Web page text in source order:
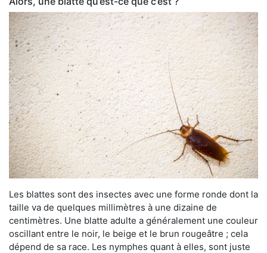
Les blattes sont des insectes avec une forme ronde dont la
taille va de quelques millimètres à une dizaine de
centimètres. Une blatte adulte a généralement une couleur
oscillant entre le noir, le beige et le brun rougeâtre ; cela
dépend de sa race. Les nymphes quant à elles, sont juste